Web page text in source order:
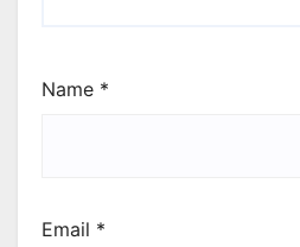
Name *
Email *